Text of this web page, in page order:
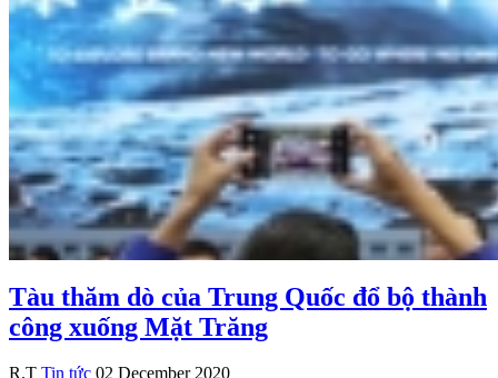
Tàu thăm dò của Trung Quốc đổ bộ thành
công xuống Mặt Trăng
R.T Tin tức 02 December 2020